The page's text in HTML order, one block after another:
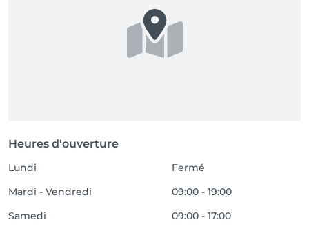
Heures d'ouverture
Lundi
Fermé
Mardi - Vendredi
09:00 - 19:00
Samedi
09:00 - 17:00